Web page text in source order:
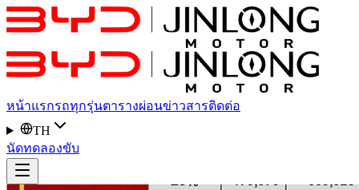
หน้าแรกรถทุกรุ่นตารางผ่อนข่าวสารติดต่อ
TH
นัดทดลองขับ